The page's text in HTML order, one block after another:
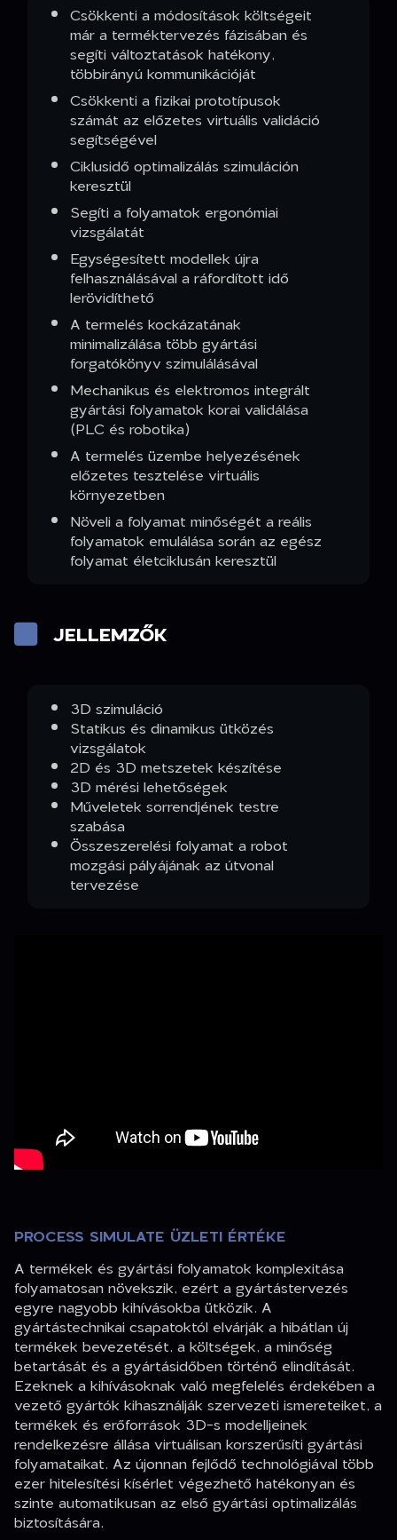
Csökkenti a módosítások költségeit
már a terméktervezés fázisában és
segíti változtatások hatékony,
többirányú kommunikációját
Csökkenti a fizikai prototípusok
számát az előzetes virtuális validáció
segítségével
Ciklusidő optimalizálás szimuláción
keresztül
Segíti a folyamatok ergonómiai
vizsgálatát
Egységesített modellek újra
felhasználásával a ráfordított idő
lerövidíthető
A termelés kockázatának
minimalizálása több gyártási
forgatókönyv szimulálásával
Mechanikus és elektromos integrált
gyártási folyamatok korai validálása
(PLC és robotika)
A termelés üzembe helyezésének
előzetes tesztelése virtuális
környezetben
Növeli a folyamat minőségét a reális
folyamatok emulálása során az egész
folyamat életciklusán keresztül
JELLEMZŐK
3D szimuláció
Statikus és dinamikus ütközés
vizsgálatok
2D és 3D metszetek készítése
3D mérési lehetőségek
Műveletek sorrendjének testre
szabása
Összeszerelési folyamat a robot
mozgási pályájának az útvonal
tervezése
PROCESS SIMULATE ÜZLETI ÉRTÉKE
A termékek és gyártási folyamatok komplexitása
folyamatosan növekszik, ezért a gyártástervezés
egyre nagyobb kihívásokba ütközik. A
gyártástechnikai csapatoktól elvárják a hibátlan új
termékek bevezetését, a költségek, a minőség
betartását és a gyártásidőben történő elindítását.
Ezeknek a kihívásoknak való megfelelés érdekében a
vezető gyártók kihasználják szervezeti ismereteiket, a
termékek és erőforrások 3D-s modelljeinek
rendelkezésre állása virtuálisan korszerűsíti gyártási
folyamataikat. Az újonnan fejlődő technológiával több
ezer hitelesítési kísérlet végezhető hatékonyan és
szinte automatikusan az első gyártási optimalizálás
biztosítására.